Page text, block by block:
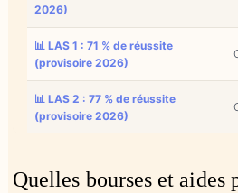
2026)
📊 LAS 1 : 71 % de réussite
(provisoire 2026)
📊 LAS 2 : 77 % de réussite
(provisoire 2026)
Quelles bourses et aides